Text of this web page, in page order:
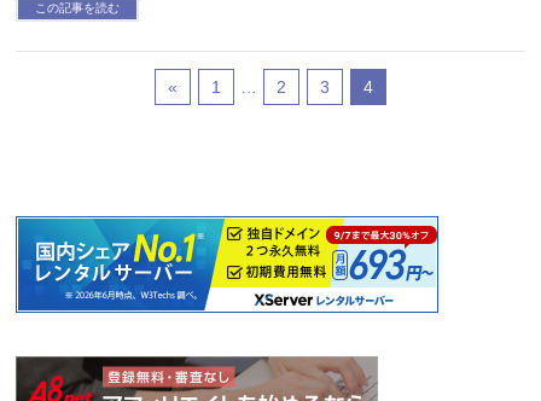
この記事を読む
« 1 2 3 4